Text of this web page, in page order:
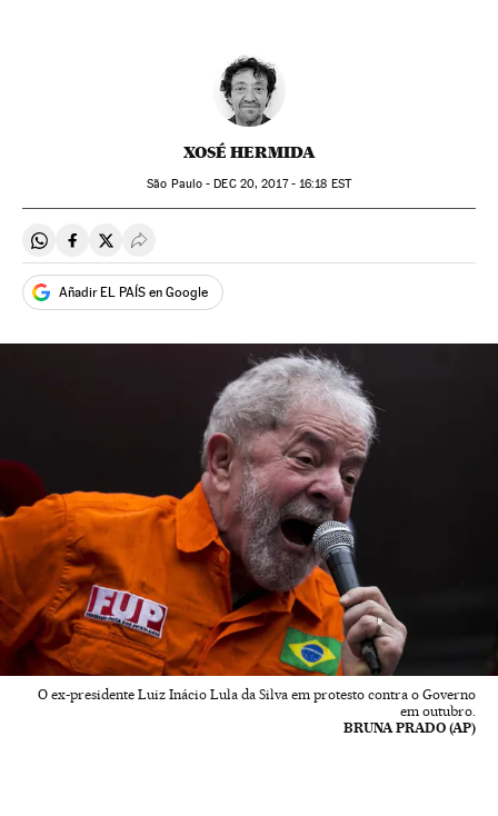
XOSÉ HERMIDA
São Paulo -DEC20, 2017 - 16:18 EST
Compartir en Whatsapp
Compartir en Facebook
Compartir en Twitter
Desplegar Redes Sociales
Añadir EL PAÍS en Google
O ex-presidente Luiz Inácio Lula da Silva em protesto contra o Governo
em outubro.
BRUNA PRADO (AP)